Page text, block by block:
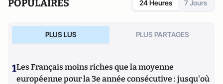
POPULAIRES 24 Heures 7 Jours
PLUS LUS PLUS PARTAGES
1Les Français moins riches que la moyenne
européenne pour la 3e année consécutive : jusqu'où